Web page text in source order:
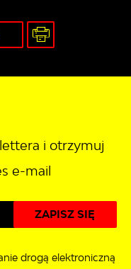
i otrzymuj
e-mail
drogą elektroniczną